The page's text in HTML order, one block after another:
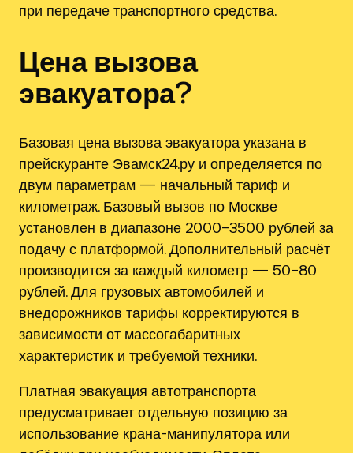
при передаче транспортного средства.
Цена вызова
эвакуатора?
Базовая цена вызова эвакуатора указана в
прейскуранте Эвамск24.ру и определяется по
двум параметрам — начальный тариф и
километраж. Базовый вызов по Москве
установлен в диапазоне 2000–3500 рублей за
подачу с платформой. Дополнительный расчёт
производится за каждый километр — 50–80
рублей. Для грузовых автомобилей и
внедорожников тарифы корректируются в
зависимости от массогабаритных
характеристик и требуемой техники.
Платная эвакуация автотранспорта
предусматривает отдельную позицию за
использование крана-манипулятора или